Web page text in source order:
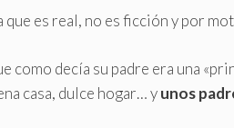
es real, no es ficción y por
como decía su padre era una
casa, dulce hogar… yunos